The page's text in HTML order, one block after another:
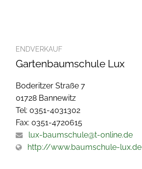
ENDVERKAUF
Gartenbaumschule Lux
Boderitzer Straße 7
01728 Bannewitz
Tel: 0351-4031302
Fax: 0351-4720615
lux-baumschule@t-online.de
http://www.baumschule-lux.de